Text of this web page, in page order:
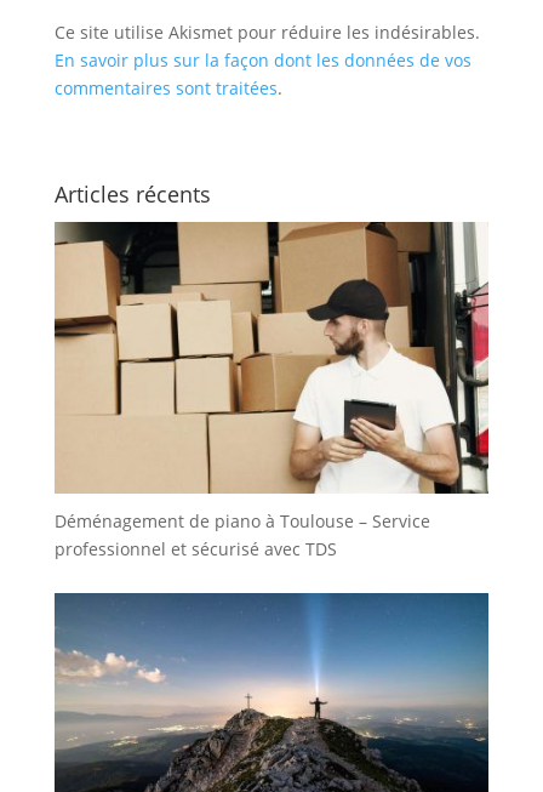
Ce site utilise Akismet pour réduire les indésirables.
En savoir plus sur la façon dont les données de vos
commentaires sont traitées.
Articles récents
Déménagement de piano à Toulouse – Service
professionnel et sécurisé avec TDS